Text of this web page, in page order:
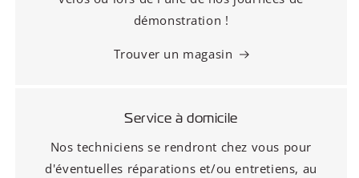
démonstration !
Trouver un magasin
Service à domicile
Nos techniciens se rendront chez vous pour
d'éventuelles réparations et/ou entretiens, au